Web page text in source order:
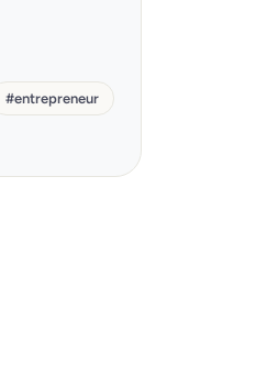
#entrepreneur